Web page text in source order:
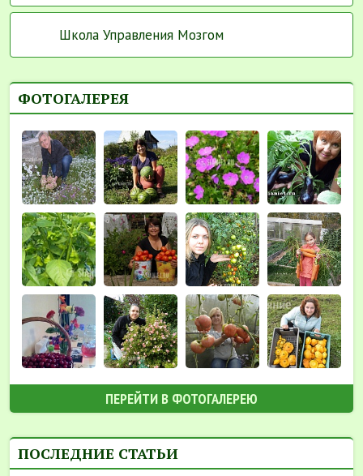
Школа Управления Мозгом
ФОТОГАЛЕРЕЯ
ПЕРЕЙТИ В ФОТОГАЛЕРЕЮ
ПОСЛЕДНИЕ СТАТЬИ